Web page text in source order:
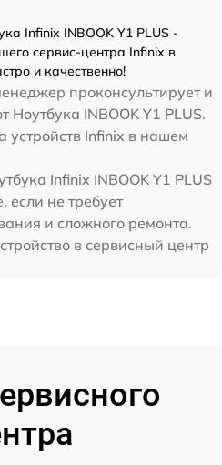
Infinix INBOOK Y1 PLUS -
сервис-центра Infinix в
и качественно!
проконсультирует и
Ноутбука INBOOK Y1 PLUS.
устройств Infinix в нашем
Infinix INBOOK Y1 PLUS
если не требует
и сложного ремонта.
в сервисный центр